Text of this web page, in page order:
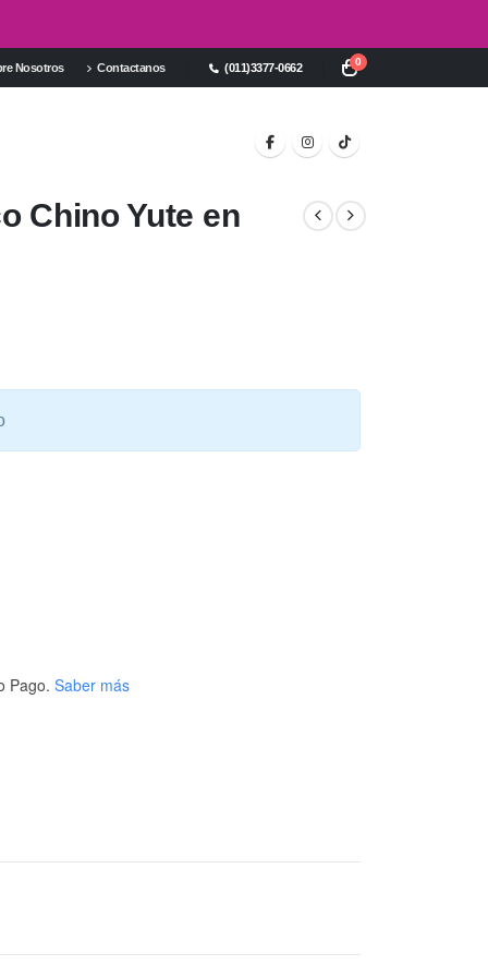
Nosotros Contactanos (011)3377-0662 0
Chino Yute en
Pago. Saber más